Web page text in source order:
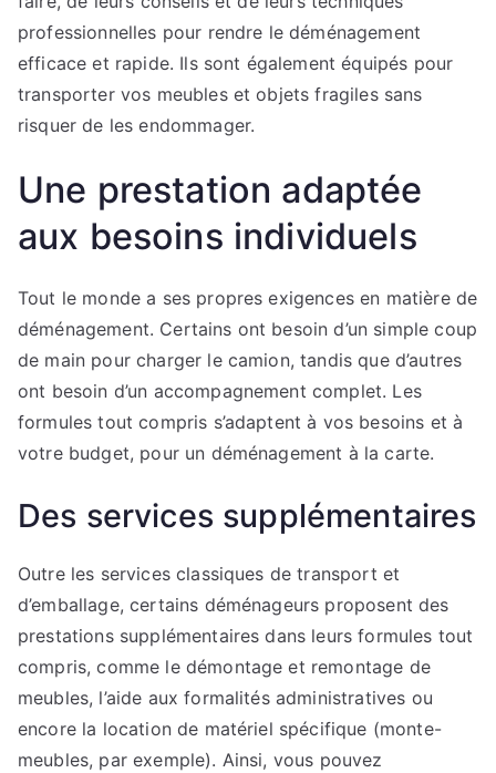
professionnelles pour rendre le déménagement
efficace et rapide. Ils sont également équipés pour
transporter vos meubles et objets fragiles sans
risquer de les endommager.
Une prestation adaptée
aux besoins individuels
Tout le monde a ses propres exigences en matière de
déménagement. Certains ont besoin d’un simple coup
de main pour charger le camion, tandis que d’autres
ont besoin d’un accompagnement complet. Les
formules tout compris s’adaptent à vos besoins et à
votre budget, pour un déménagement à la carte.
Des services supplémentaires
Outre les services classiques de transport et
d’emballage, certains déménageurs proposent des
prestations supplémentaires dans leurs formules tout
compris, comme le démontage et remontage de
meubles, l’aide aux formalités administratives ou
encore la location de matériel spécifique (monte-
meubles, par exemple). Ainsi, vous pouvez